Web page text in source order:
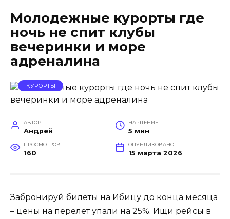
Молодежные курорты где
ночь не спит клубы
вечеринки и море
адреналина
КУРОРТЫ
АВТОР
Андрей
НА ЧТЕНИЕ
5 мин
ПРОСМОТРОВ
160
ОПУБЛИКОВАНО
15 марта 2026
Забронируй билеты на Ибицу до конца месяца
– цены на перелет упали на 25%. Ищи рейсы в